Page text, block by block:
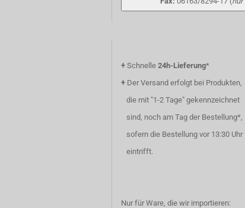
+ Schnelle 24h-Lieferung*
+ Der Versand erfolgt bei Produkten,
die mit "1-2 Tage" gekennzeichnet
sind, noch am Tag der Bestellung*,
sofern die Bestellung vor 13:30 Uhr
eintrifft.
Nur für Ware, die wir importieren: